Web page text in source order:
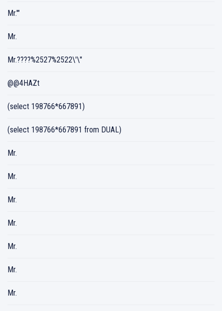
Mr.'"
Mr.
Mr.????%2527%2522\'\"
@@4HAZt
(select 198766*667891)
(select 198766*667891 from DUAL)
Mr.
Mr.
Mr.
Mr.
Mr.
Mr.
Mr.